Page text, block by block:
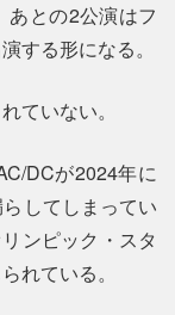
あとの2公演はフ
する形になる。
ていない。
DCが2024年に
してしまってい
ンピック・スタ
れている。